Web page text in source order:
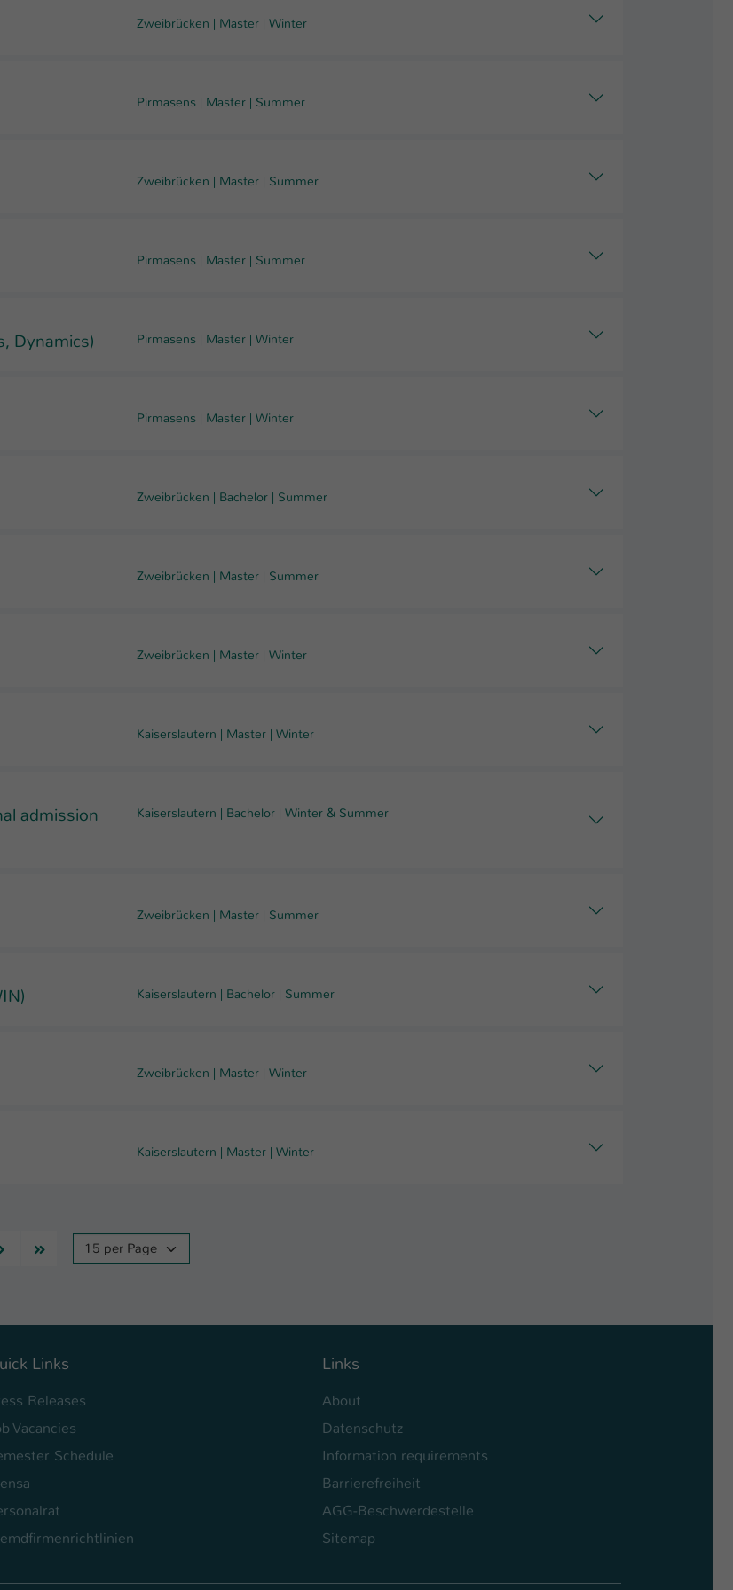
Zweibrücken | Master | Winter
Pirmasens | Master | Summer
Zweibrücken | Master | Summer
Pirmasens | Master | Summer
Dynamics) Pirmasens | Master | Winter
Pirmasens | Master | Winter
Zweibrücken | Bachelor | Summer
Zweibrücken | Master | Summer
Zweibrücken | Master | Winter
Kaiserslautern | Master | Winter
admission
Kaiserslautern | Bachelor | Winter & Summer
Zweibrücken | Master | Summer
Kaiserslautern | Bachelor | Summer
Zweibrücken | Master | Winter
Kaiserslautern | Master | Winter
Last 15 per Page
Links
Releases
Vacancies
Schedule
Links
About
Datenschutz
Information requirements
Barrierefreiheit
AGG-Beschwerdestelle
Sitemap